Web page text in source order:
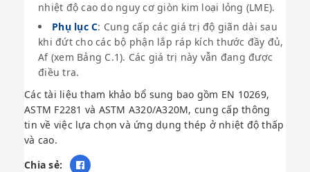
nhiệt độ cao do nguy cơ giòn kim loại lỏng (LME).
Phụ lục C: Cung cấp các giá trị độ giãn dài sau
khi đứt cho các bộ phận lắp ráp kích thước đầy đủ,
Af (xem Bảng C.1). Các giá trị này vẫn đang được
điều tra.
Các tài liệu tham khảo bổ sung bao gồm EN 10269,
ASTM F2281 và ASTM A320/A320M, cung cấp thông
tin về việc lựa chọn và ứng dụng thép ở nhiệt độ thấp
và cao.
Chia sẻ: